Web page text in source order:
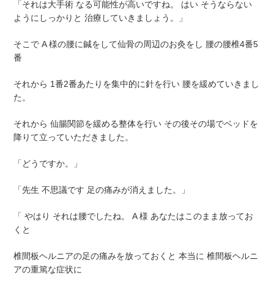
「それは大手術 なる可能性が高いですね。 はい そうならない
ようにしっかりと 治療していきましょう。」
そこで A 様の腰に鍼をして仙骨の周辺のお灸をし 腰の腰椎4番5
番
それから 1番2番あたりを集中的に針を行い 腰を緩めていきまし
た。
それから 仙腸関節を緩める整体を行い その後その場でベッドを
降りて立っていただきました。
「どうですか。」
「先生 不思議です 足の痛みが消えました。」
「 やはり それは腰でしたね。 A 様 あなたはこのまま放ってお
くと
椎間板ヘルニアの足の痛みを放っておくと 本当に 椎間板ヘルニ
アの重篤な症状に